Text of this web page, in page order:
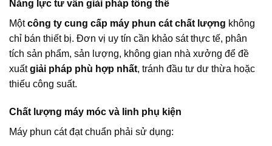
Năng lực tư vấn giải pháp tổng thể
Mộtcông ty cung cấp máy phun cát chất lượng không
chỉ bán thiết bị. Đơn vị uy tín cần khảo sát thực tế, phân
tích sản phẩm, sản lượng, không gian nhà xưởng để đề
xuấtgiải pháp phù hợp nhất, tránh đầu tư dư thừa hoặc
thiếu công suất.
Chất lượng máy móc và linh phụ kiện
Máy phun cát đạt chuẩn phải sử dụng: